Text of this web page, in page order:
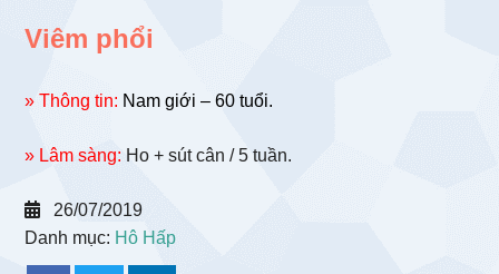
Viêm phổi
» Thông tin: Nam giới – 60 tuổi.
» Lâm sàng: Ho + sút cân / 5 tuần.
26/07/2019
Danh mục: Hô Hấp